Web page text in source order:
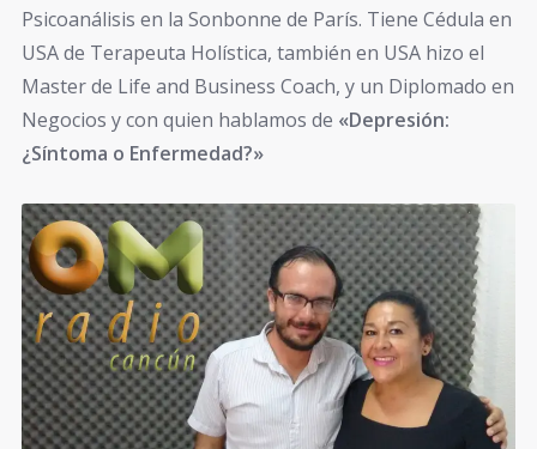
Psicoanálisis en la Sonbonne de París. Tiene Cédula en
USA de Terapeuta Holística, también en USA hizo el
Master de Life and Business Coach, y un Diplomado en
Negocios y con quien hablamos de «Depresión:
¿Síntoma o Enfermedad?»